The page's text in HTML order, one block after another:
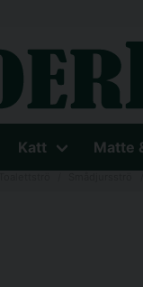
Katt Matte